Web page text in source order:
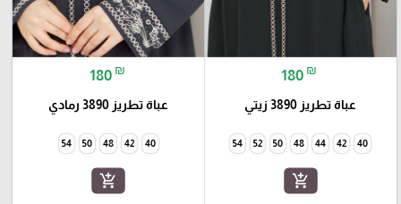
180 ₪
عباة تطريز 3890 زيتي
40
42
44
48
50
52
54
add_shopping_cart
180 ₪
عباة تطريز 3890 رمادي
40
42
48
50
54
add_shopping_cart